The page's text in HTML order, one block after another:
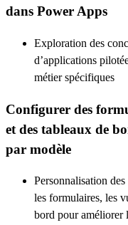
dans Power Apps
Exploration des
d’applications
métier spécifiques
Configurer des
et des tableaux de
par modèle
Personnalisation
les formulaires, les
bord pour améliorer